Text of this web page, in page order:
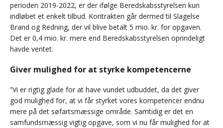
perioden 2019-2022, er der ifølge Beredskabsstyrelsen kun
indløbet et enkelt tilbud. Kontrakten går dermed til Slagelse
Brand og Redning, der vil blive betalt 5 mio. kr. for opgaven.
Det er 0,4 mio. kr. mere end Beredskabsstyrelsen oprindeligt
havde ventet.
Giver mulighed for at styrke kompetencerne
”Vi er rigtig glade for at have vundet udbuddet, da det giver
god mulighed for, at vi får styrket vores kompetencer endnu
mere på det søfartsmæssige område. Samtidig er det en
samfundsmæssig vigtig opgave, som vi nu får mulighed for at